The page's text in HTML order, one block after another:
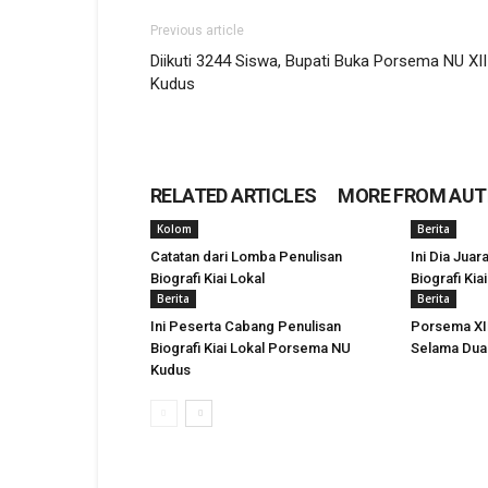
Previous article
Diikuti 3244 Siswa, Bupati Buka Porsema NU XII
Kudus
RELATED ARTICLES MORE FROM
Kolom
Catatan dari Lomba Penulisan
Biografi Kiai Lokal
Berita
Ini Dia
Biografi
Berita
Ini Peserta Cabang Penulisan
Biografi Kiai Lokal Porsema NU
Kudus
Berita
Porsema
Selama